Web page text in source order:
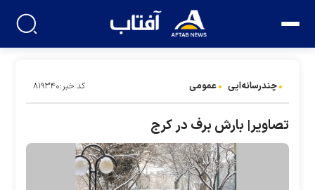
چندرسانه‌ایی عمومی کد خبر:۸۱۹۳۴۰
تصاویر| بارش برف در کرج